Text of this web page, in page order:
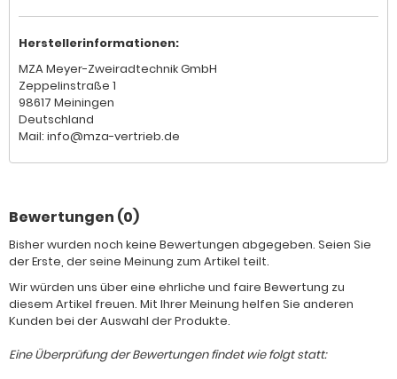
Herstellerinformationen:
MZA Meyer-Zweiradtechnik GmbH
Zeppelinstraße 1
98617 Meiningen
Deutschland
Mail: info@mza-vertrieb.de
Bewertungen (0)
Bisher wurden noch keine Bewertungen abgegeben. Seien Sie
der Erste, der seine Meinung zum Artikel teilt.
Wir würden uns über eine ehrliche und faire Bewertung zu
diesem Artikel freuen. Mit Ihrer Meinung helfen Sie anderen
Kunden bei der Auswahl der Produkte.
Eine Überprüfung der Bewertungen findet wie folgt statt: